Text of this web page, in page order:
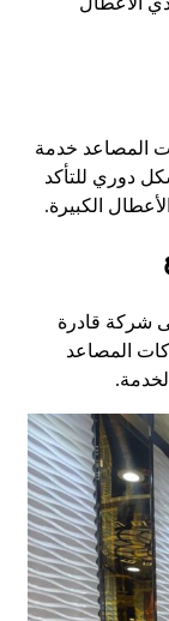
المصاعد خدمة
دوري للتأكد
الكبيرة.
شركة قادرة
المصاعد